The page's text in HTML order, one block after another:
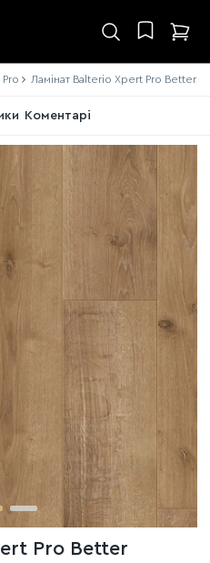
Ламінат Balterio Xpert Pro Better
Коментарі
Pro Better